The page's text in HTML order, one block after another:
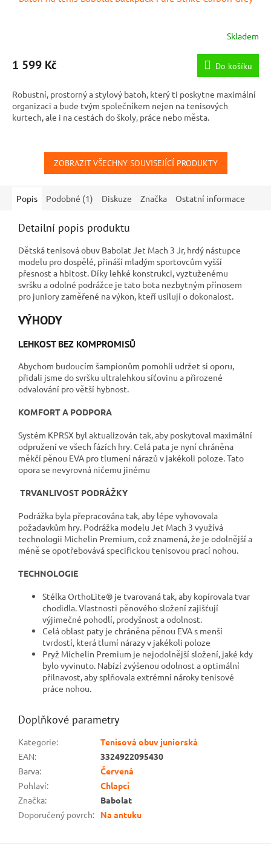
Skladem
1 599 Kč Do košíku
Robustní, prostorný a stylový batoh, který ti poskytne maximální
organizaci a bude tvým společníkem nejen na tenisových
kurtech, ale i na cestách do školy, práce nebo města.
ZOBRAZIT VŠECHNY SOUVISEJÍCÍ PRODUKTY
Popis Podobné (1) Diskuze Značka Ostatní informace
Detailní popis produktu
Dětská tenisová obuv Babolat Jet Mach 3 Jr, hrdý nástupce
modelu pro dospělé, přináší mladým sportovcům vyšší
přesnost a hbitost. Díky lehké konstrukci, vyztuženému
svršku a odolné podrážce je tato bota nezbytným přínosem
pro juniory zaměřené na výkon, kteří usilují o dokonalost.
VÝHODY
LEHKOST BEZ KOMPROMISŮ
Abychom budoucím šampionům pomohli udržet si oporu,
přidali jsme do svršku ultralehkou síťovinu a přirozené
odvalování pro větší hybnost.
KOMFORT A PODPORA
Systém KPRSX byl aktualizován tak, aby poskytoval maximální
odpružení ve všech fázích hry. Celá pata je nyní chráněna
měkčí pěnou EVA pro tlumení nárazů v jakékoli poloze. Tato
opora se nevyrovná ničemu jinému
TRVANLIVOST PODRÁŽKY
Podrážka byla přepracována tak, aby lépe vyhovovala
požadavkům hry. Podrážka modelu Jet Mach 3 využívá
technologii Michelin Premium, což znamená, že je odolnější a
méně se opotřebovává specifickou tenisovou prací nohou.
TECHNOLOGIE
Stélka OrthoLite® je tvarovaná tak, aby kopírovala tvar
chodidla. Vlastnosti pěnového složení zajišťují
výjimečné pohodlí, prodyšnost a odolnost.
Celá oblast paty je chráněna pěnou EVA s menší
tvrdostí, která tlumí nárazy v jakékoli poloze
Pryž Michelin Premium je nejodolnější složení, jaké kdy
bylo vyvinuto. Nabízí zvýšenou odolnost a optimální
přilnavost, aby splňovala extrémní nároky tenisové
práce nohou.
Doplňkové parametry
Kategorie:
Tenisová obuv juniorská
EAN:
3324922095430
Barva:
Červená
Pohlaví:
Chlapci
Značka:
Babolat
Doporučený povrch: Na antuku
Z